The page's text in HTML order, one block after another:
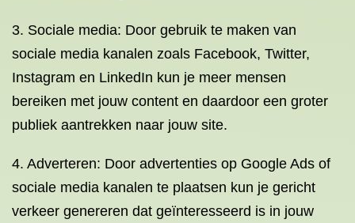
3. Sociale media: Door gebruik te maken van
sociale media kanalen zoals Facebook, Twitter,
Instagram en LinkedIn kun je meer mensen
bereiken met jouw content en daardoor een groter
publiek aantrekken naar jouw site.
4. Adverteren: Door advertenties op Google Ads of
sociale media kanalen te plaatsen kun je gericht
verkeer genereren dat geïnteresseerd is in jouw